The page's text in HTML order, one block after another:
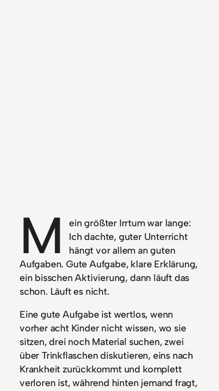
M
ein größter Irrtum war lange:
Ich dachte, guter Unterricht
hängt vor allem an guten
Aufgaben. Gute Aufgabe, klare Erklärung,
ein bisschen Aktivierung, dann läuft das
schon. Läuft es nicht.
Eine gute Aufgabe ist wertlos, wenn
vorher acht Kinder nicht wissen, wo sie
sitzen, drei noch Material suchen, zwei
über Trinkflaschen diskutieren, eins nach
Krankheit zurückkommt und komplett
verloren ist, während hinten jemand fragt,